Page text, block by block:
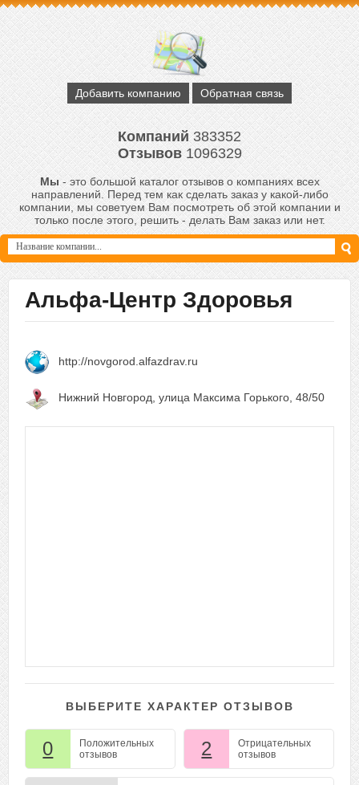
Добавить компанию Обратная связь
Компаний383352
Отзывов1096329
Мы- это большой каталог отзывов о компаниях всех
направлений. Перед тем как сделать заказ у какой-либо
компании, мы советуем Вам посмотреть об этой компании и
только после этого, решить - делать Вам заказ или нет.
Альфа-Центр Здоровья
http://novgorod.alfazdrav.ru
Нижний Новгород, улица Максима Горького, 48/50
ВЫБЕРИТЕ ХАРАКТЕР ОТЗЫВОВ
0
Положительных
отзывов
2
Отрицательных
отзывов